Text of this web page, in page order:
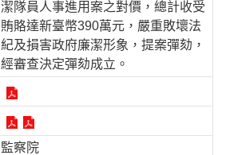
潔隊員人事進用案之對價，總計收受
賄賂達新臺幣390萬元，嚴重敗壞法
紀及損害政府廉潔形象，提案彈劾，
經審查決定彈劾成立。
監察院